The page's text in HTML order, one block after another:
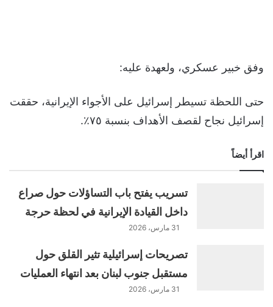
وفق خبير عسكري، ولعهدة عليه:
حتى اللحظة تسيطر إسرائيل على الأجواء الإيرانية، حققت
إسرائيل نجاح لقصف الأهداف بنسبة ٧٥٪؜.
اقرأ أيضاً
تسريب يفتح باب التساؤلات حول صراع
داخل القيادة الإيرانية في لحظة حرجة
31 مارس، 2026
تصريحات إسرائيلية تثير القلق حول
مستقبل جنوب لبنان بعد انتهاء العمليات
31 مارس، 2026